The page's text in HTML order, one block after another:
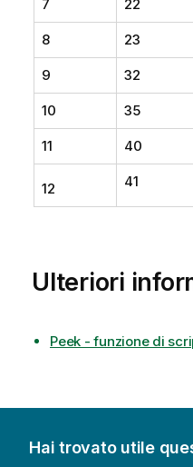
7 22
8 23
9 32
10 35
11 40
12 41
Ulteriori
Peek - funzione di
Hai trovato utile